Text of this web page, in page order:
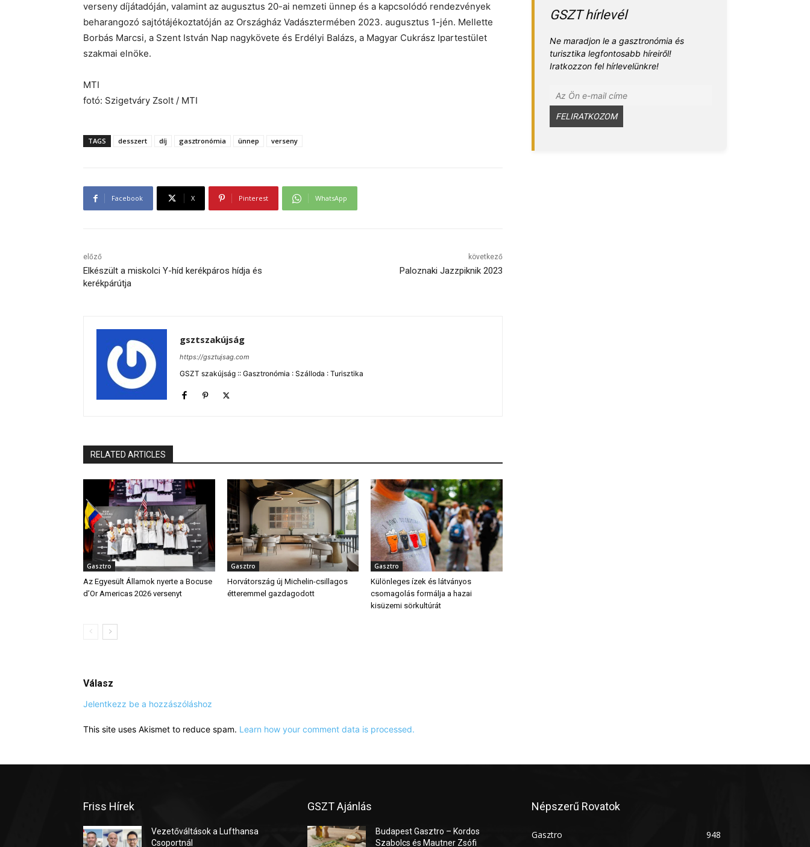
verseny díjátadóján, valamint az augusztus 20-ai nemzeti ünnep és a kapcsolódó rendezvények
beharangozó sajtótájékoztatóján az Országház Vadásztermében 2023. augusztus 1-jén. Mellette
Borbás Marcsi, a Szent István Nap nagykövete és Erdélyi Balázs, a Magyar Cukrász Ipartestület
szakmai elnöke.
MTI
fotó: Szigetváry Zsolt / MTI
TAGS desszert díj gasztronómia ünnep verseny
Facebook X Pinterest WhatsApp
előző
Elkészült a miskolci Y-híd kerékpáros hídja és
kerékpárútja
következő
Paloznaki Jazzpiknik 2023
gsztszakújság
https://gsztujsag.com
GSZT szakújság :: Gasztronómia : Szálloda : Turisztika
RELATED ARTICLES
Gasztro
Az Egyesült Államok nyerte a Bocuse
d’Or Americas 2026 versenyt
Gasztro
Horvátország új Michelin-csillagos
étteremmel gazdagodott
Gasztro
Különleges ízek és látványos
csomagolás formálja a hazai
kisüzemi sörkultúrát
Válasz
Jelentkezz be a hozzászóláshoz
This site uses Akismet to reduce spam. Learn how your comment data is processed.
GSZT hírlevél
Ne maradjon le a gasztronómia és
turisztika legfontosabb híreiről!
Iratkozzon fel hírlevelünkre!
Friss Hírek
Vezetőváltások a Lufthansa
Csoportnál
GSZT Ajánlás
Budapest Gasztro – Kordos
Szabolcs és Mautner Zsófi
Népszerű Rovatok
Gasztro 948